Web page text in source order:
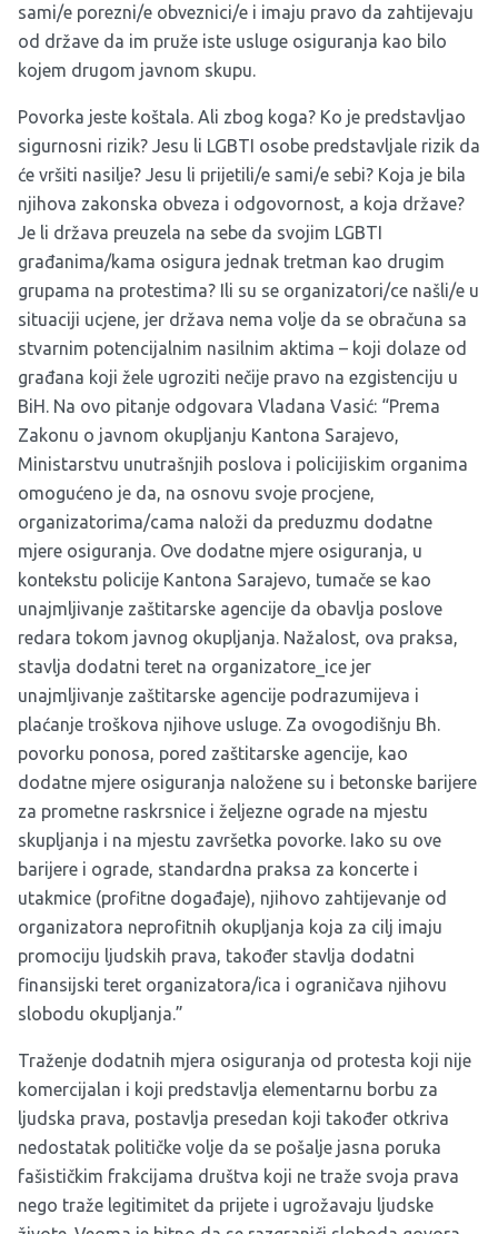
sami/e porezni/e obveznici/e i imaju pravo da zahtijevaju
od države da im pruže iste usluge osiguranja kao bilo
kojem drugom javnom skupu.
Povorka jeste koštala. Ali zbog koga? Ko je predstavljao
sigurnosni rizik? Jesu li LGBTI osobe predstavljale rizik da
će vršiti nasilje? Jesu li prijetili/e sami/e sebi? Koja je bila
njihova zakonska obveza i odgovornost, a koja države?
Je li država preuzela na sebe da svojim LGBTI
građanima/kama osigura jednak tretman kao drugim
grupama na protestima? Ili su se organizatori/ce našli/e u
situaciji ucjene, jer država nema volje da se obračuna sa
stvarnim potencijalnim nasilnim aktima – koji dolaze od
građana koji žele ugroziti nečije pravo na ezgistenciju u
BiH. Na ovo pitanje odgovara Vladana Vasić: “Prema
Zakonu o javnom okupljanju Kantona Sarajevo,
Ministarstvu unutrašnjih poslova i policijiskim organima
omogućeno je da, na osnovu svoje procjene,
organizatorima/cama naloži da preduzmu dodatne
mjere osiguranja. Ove dodatne mjere osiguranja, u
kontekstu policije Kantona Sarajevo, tumače se kao
unajmljivanje zaštitarske agencije da obavlja poslove
redara tokom javnog okupljanja. Nažalost, ova praksa,
stavlja dodatni teret na organizatore_ice jer
unajmljivanje zaštitarske agencije podrazumijeva i
plaćanje troškova njihove usluge. Za ovogodišnju Bh.
povorku ponosa, pored zaštitarske agencije, kao
dodatne mjere osiguranja naložene su i betonske barijere
za prometne raskrsnice i željezne ograde na mjestu
skupljanja i na mjestu završetka povorke. Iako su ove
barijere i ograde, standardna praksa za koncerte i
utakmice (profitne događaje), njihovo zahtijevanje od
organizatora neprofitnih okupljanja koja za cilj imaju
promociju ljudskih prava, također stavlja dodatni
finansijski teret organizatora/ica i ograničava njihovu
slobodu okupljanja.”
Traženje dodatnih mjera osiguranja od protesta koji nije
komercijalan i koji predstavlja elementarnu borbu za
ljudska prava, postavlja presedan koji također otkriva
nedostatak političke volje da se pošalje jasna poruka
fašističkim frakcijama društva koji ne traže svoja prava
nego traže legitimitet da prijete i ugrožavaju ljudske